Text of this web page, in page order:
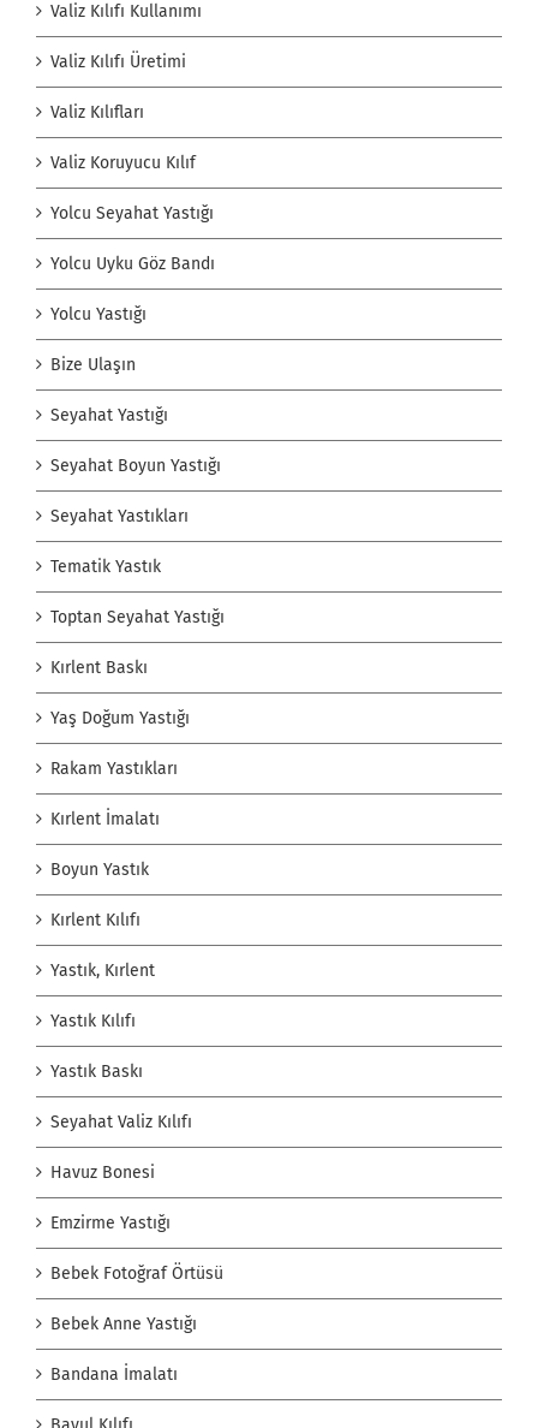
Valiz Kılıfı Kullanımı
Valiz Kılıfı Üretimi
Valiz Kılıfları
Valiz Koruyucu Kılıf
Yolcu Seyahat Yastığı
Yolcu Uyku Göz Bandı
Yolcu Yastığı
Bize Ulaşın
Seyahat Yastığı
Seyahat Boyun Yastığı
Seyahat Yastıkları
Tematik Yastık
Toptan Seyahat Yastığı
Kırlent Baskı
Yaş Doğum Yastığı
Rakam Yastıkları
Kırlent İmalatı
Boyun Yastık
Kırlent Kılıfı
Yastık, Kırlent
Yastık Kılıfı
Yastık Baskı
Seyahat Valiz Kılıfı
Havuz Bonesi
Emzirme Yastığı
Bebek Fotoğraf Örtüsü
Bebek Anne Yastığı
Bandana İmalatı